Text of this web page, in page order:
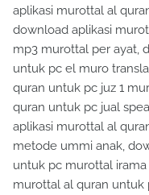
aplikasi murottal al
download aplikasi
mp3 murottal per ayat,
untuk pc el muro
quran untuk pc juz 1
quran untuk pc jual
aplikasi murottal al
metode ummi anak,
untuk pc murottal
murottal al quran untuk